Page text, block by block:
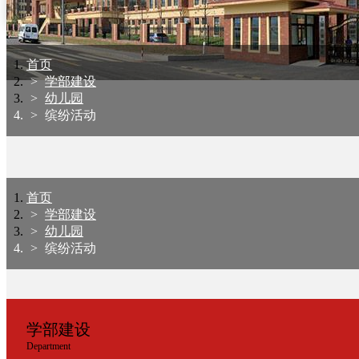
Online Registration
首页
学部建设
幼儿园
缤纷活动
首页
学部建设
幼儿园
缤纷活动
学部建设
Department